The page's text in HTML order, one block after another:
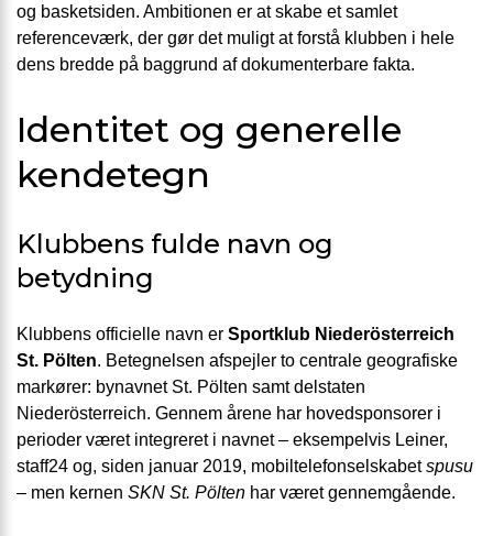
og basketsiden. Ambitionen er at skabe et samlet
referenceværk, der gør det muligt at forstå klubben i hele
dens bredde på baggrund af dokumenterbare fakta.
Identitet og generelle
kendetegn
Klubbens fulde navn og
betydning
Klubbens officielle navn er Sportklub Niederösterreich
St. Pölten. Betegnelsen afspejler to centrale geografiske
markører: bynavnet St. Pölten samt delstaten
Niederösterreich. Gennem årene har hovedsponsorer i
perioder været integreret i navnet – eksempelvis Leiner,
staff24 og, siden januar 2019, mobiltelefonselskabetspusu
– men kernen SKN St. Pölten har været gennemgående.